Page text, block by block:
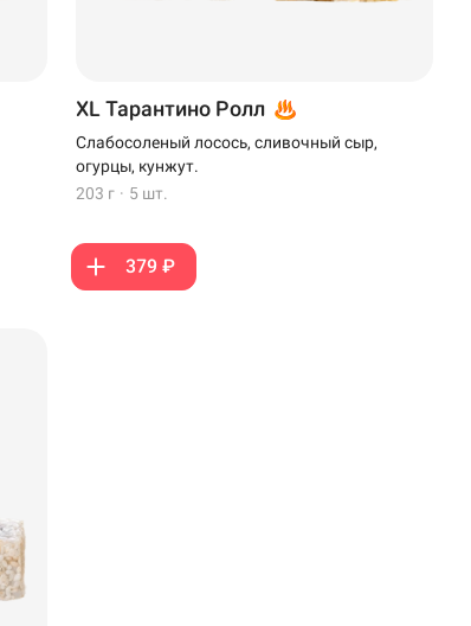
XL Тарантино Ролл
Слабосоленый лосось, сливочный сыр,
огурцы, кунжут.
203 г · 5 шт.
379 ₽